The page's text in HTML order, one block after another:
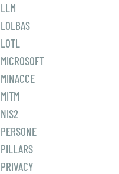
LLM
LOLBAS
LOTL
MICROSOFT
MINACCE
MITM
NIS2
PERSONE
PILLARS
PRIVACY